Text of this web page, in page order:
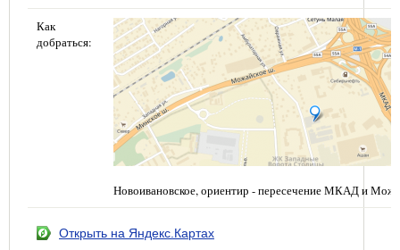
Как
добраться:
Новоивановское, ориентир - пересечение МКАД и
Открыть на Яндекс.Картах